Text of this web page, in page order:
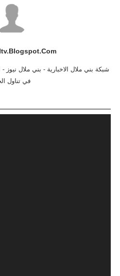
شبكة بني ملال الاخبارية - بني ملال
في تناول